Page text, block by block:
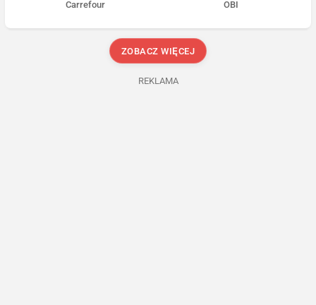
Carrefour OBI
ZOBACZ WIĘCEJ
REKLAMA